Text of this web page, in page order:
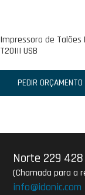
Impressora de Talões
T20III USB
PEDIR ORÇAMENTO
Norte 229
(Chamada para a
info@idonic.com